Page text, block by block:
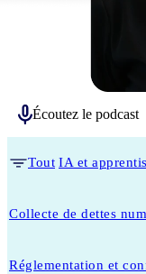
Écoutez le podcast
Tout IA et
Collecte de dettes
Réglementation et